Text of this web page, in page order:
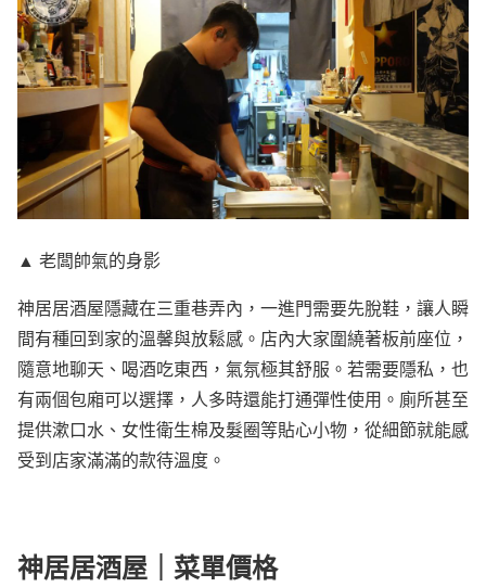
▲ 老闆帥氣的身影
神居居酒屋隱藏在三重巷弄內，一進門需要先脫鞋，讓人瞬
間有種回到家的溫馨與放鬆感。店內大家圍繞著板前座位，
隨意地聊天、喝酒吃東西，氣氛極其舒服。若需要隱私，也
有兩個包廂可以選擇，人多時還能打通彈性使用。廁所甚至
提供漱口水、女性衛生棉及髮圈等貼心小物，從細節就能感
受到店家滿滿的款待溫度。
神居居酒屋｜菜單價格